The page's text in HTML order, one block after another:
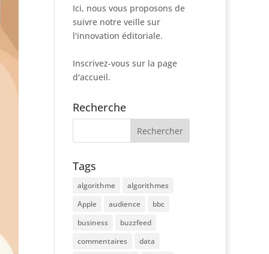
Ici, nous vous proposons de
suivre notre veille sur
l'innovation éditoriale.
Inscrivez-vous sur la page
d'accueil.
Recherche
Tags
algorithme
algorithmes
Apple
audience
bbc
business
buzzfeed
commentaires
data